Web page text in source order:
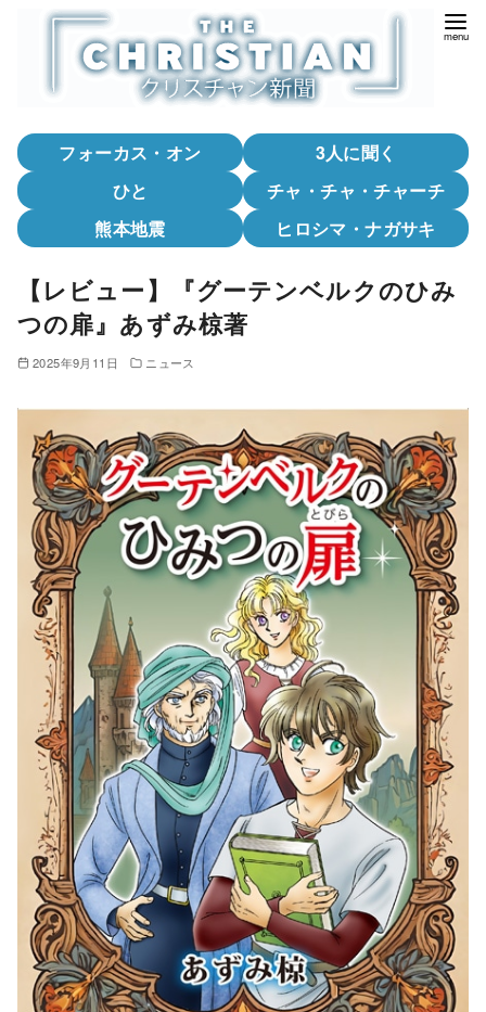
フォーカス・オン
3人に聞く
ひと
チャ・チャ・チャーチ
熊本地震
ヒロシマ・ナガサキ
【レビュー】『グーテンベルクのひみ
つの扉』あずみ椋著
2025年9月11日 ニュース